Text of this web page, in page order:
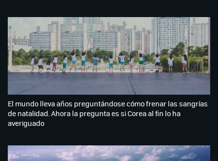
El mundo lleva años preguntándose cómo frenar las sangrías
de natalidad. Ahora la pregunta es si Corea al fin lo ha
averiguado